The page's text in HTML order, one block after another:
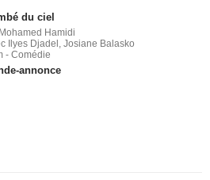
du ciel
Hamidi
Ilyes Djadel, Josiane Balasko
- Comédie
annonce